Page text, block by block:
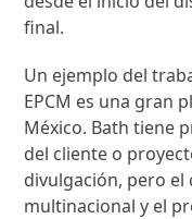
final.
Un ejemplo del
EPCM es una gran
México. Bath tiene
del cliente o
divulgación, pero el
multinacional y el